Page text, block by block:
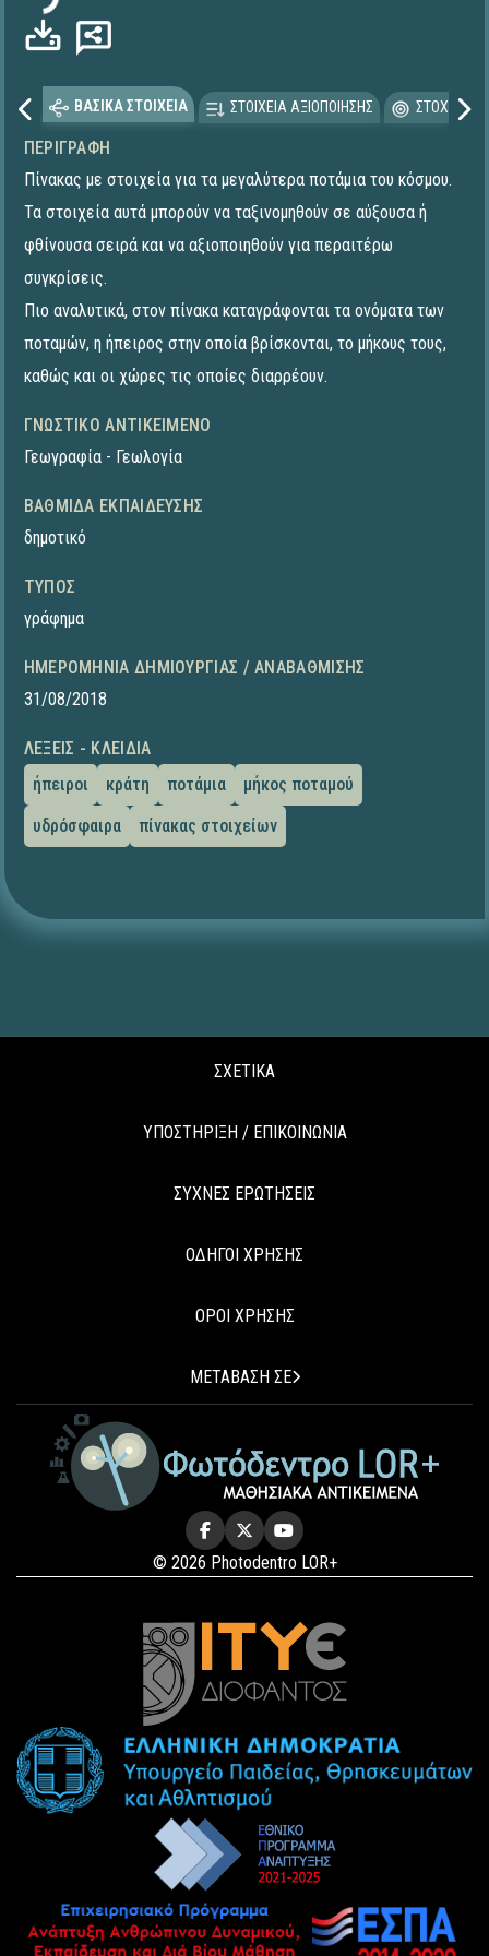
ΒΑΣΙΚΑ ΣΤΟΙΧΕΙΑ ΣΤΟΙΧΕΙΑ ΑΞΙΟΠΟΙΗΣΗΣ
ΠΕΡΙΓΡΑΦΉ
Πίνακας με στοιχεία για τα μεγαλύτερα ποτάμια του κόσμου.
Τα στοιχεία αυτά μπορούν να ταξινομηθούν σε αύξουσα ή
φθίνουσα σειρά και να αξιοποιηθούν για περαιτέρω
συγκρίσεις.
Πιο αναλυτικά, στον πίνακα καταγράφονται τα ονόματα των
ποταμών, η ήπειρος στην οποία βρίσκονται, το μήκους τους,
καθώς και οι χώρες τις οποίες διαρρέουν.
ΓΝΩΣΤΙΚΌ ΑΝΤΙΚΕΊΜΕΝΟ
Γεωγραφία - Γεωλογία
ΒΑΘΜΊΔΑ ΕΚΠΑΊΔΕΥΣΗΣ
δημοτικό
ΤΎΠΟΣ
γράφημα
ΗΜΕΡΟΜΗΝΊΑ ΔΗΜΙΟΥΡΓΊΑΣ / ΑΝΑΒΆΘΜΙΣΗΣ
31/08/2018
ΛΈΞΕΙΣ - ΚΛΕΙΔΙΆ
ήπειροι
κράτη ποτάμια
μήκος ποταμού
υδρόσφαιρα
πίνακας στοιχείων
ΣΧΕΤΙΚΑ
ΥΠΟΣΤΗΡΙΞΗ / ΕΠΙΚΟΙΝΩΝΙΑ
ΣΥΧΝΕΣ ΕΡΩΤΗΣΕΙΣ
ΟΔΗΓΟΙ ΧΡΗΣΗΣ
ΟΡΟΙ ΧΡΗΣΗΣ
ΜΕΤΑΒΑΣΗ ΣΕ
© 2026 Photodentro LOR+